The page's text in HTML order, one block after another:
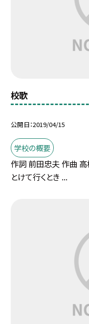
校歌
公開日 2019/04/15
学校の概要
作詞 前田忠夫 作曲
とけて行くとき ...